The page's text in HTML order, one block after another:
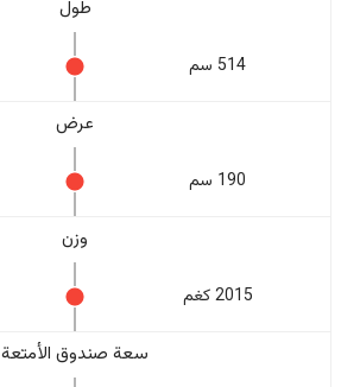
طول
514 سم
عرض
190 سم
وزن
2015 كغم
سعة صندوق الأمتعة